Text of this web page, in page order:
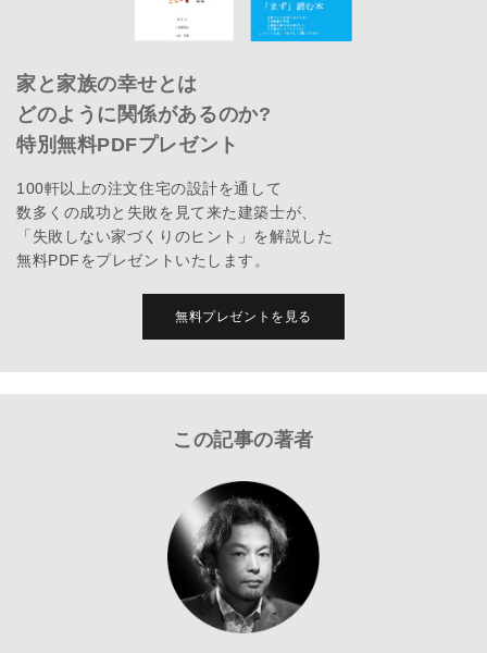
家と家族の幸せとは
どのように関係があるのか?
特別無料PDFプレゼント
100軒以上の注文住宅の設計を通して
数多くの成功と失敗を見て来た建築士が、
「失敗しない家づくりのヒント」を解説した
無料PDFをプレゼントいたします。
無料プレゼントを見る
この記事の著者